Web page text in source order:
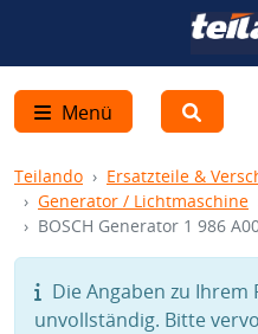
Menü
Teilando Ersatzteile &
Generator / Lichtmaschine
BOSCH Generator 1 986
Die Angaben zu Ihrem
unvollständig. Bitte